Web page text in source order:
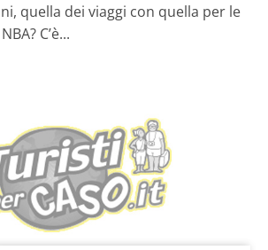
quella dei viaggi con quella per le
C’è...